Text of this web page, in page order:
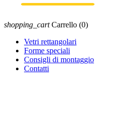
shopping_cart Carrello (0)
Vetri rettangolari
Forme speciali
Consigli di montaggio
Contatti